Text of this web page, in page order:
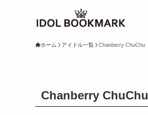
ホーム アイドル一覧 Chanberry ChuChu
Chanberry ChuChu